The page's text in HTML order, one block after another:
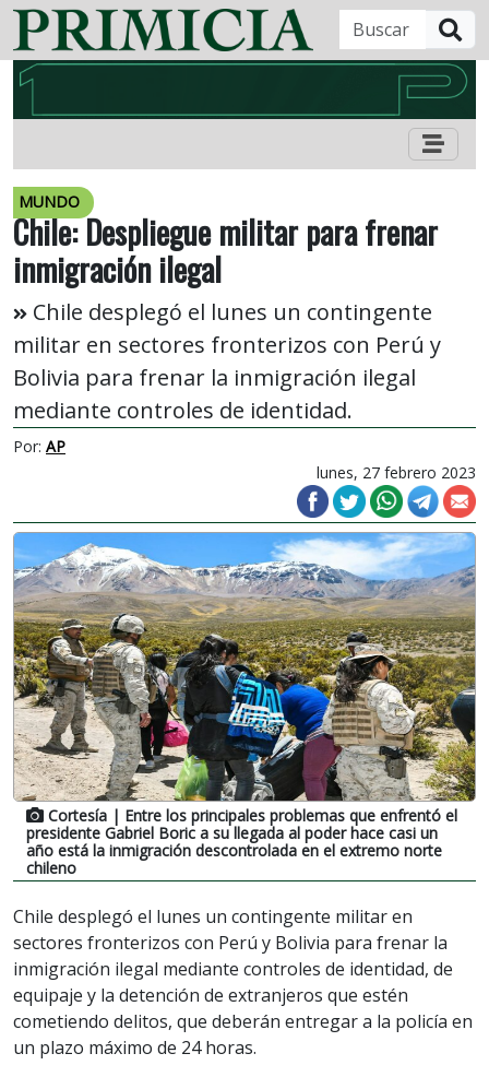
MUNDO
Chile: Despliegue militar para frenar
inmigración ilegal
Chile desplegó el lunes un contingente
militar en sectores fronterizos con Perú y
Bolivia para frenar la inmigración ilegal
mediante controles de identidad.
Por: AP
lunes, 27 febrero 2023
Cortesía | Entre los principales problemas que enfrentó el
presidente Gabriel Boric a su llegada al poder hace casi un
año está la inmigración descontrolada en el extremo norte
chileno
Chile desplegó el lunes un contingente militar en
sectores fronterizos con Perú y Bolivia para frenar la
inmigración ilegal mediante controles de identidad, de
equipaje y la detención de extranjeros que estén
cometiendo delitos, que deberán entregar a la policía en
un plazo máximo de 24 horas.